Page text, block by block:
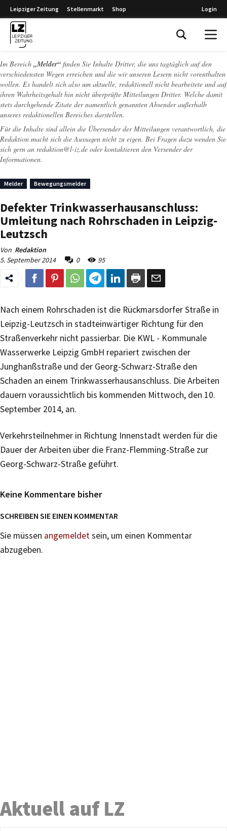
Leipziger Zeitung Stellenmarkt Shop Login
Im Bereich „Melder“ finden Sie Inhalte Dritter, die uns tagtäglich auf den
verschiedensten Wegen erreichen und die wir unseren Lesern nicht vorenthalten
wollen. Es handelt sich also um aktuelle, redaktionell nicht bearbeitete und auf
ihren Wahrheitsgehalt hin nicht überprüfte Mitteilungen Dritter. Welche damit
stets durchgehende Zitate der namentlich genannten Absender außerhalb
unseres redaktionellen Bereiches darstellen.
Für die Inhalte sind allein die Übersender der Mitteilungen verantwortlich, die
Redaktion macht sich die Aussagen nicht zu eigen. Bei Fragen dazu wenden Sie
sich gern an redaktion@l-iz.de oder kontaktieren den Versender der
Informationen.
Melder Bewegungsmelder
Defekter Trinkwasserhausanschluss:
Umleitung nach Rohrschaden in Leipzig-
Leutzsch
Von Redaktion
5. September 2014
0 95
Nach einem Rohrschaden ist die Rückmarsdorfer Straße in
Leipzig-Leutzsch in stadteinwärtiger Richtung für den
Straßenverkehr nicht passierbar. Die KWL - Kommunale
Wasserwerke Leipzig GmbH repariert zwischen der
Junghanßstraße und der Georg-Schwarz-Straße den
Schaden an einem Trinkwasserhausanschluss. Die Arbeiten
dauern voraussichtlich bis kommenden Mittwoch, den 10.
September 2014, an.
Verkehrsteilnehmer in Richtung Innenstadt werden für die
Dauer der Arbeiten über die Franz-Flemming-Straße zur
Georg-Schwarz-Straße geführt.
Keine Kommentare bisher
SCHREIBEN SIE EINEN KOMMENTAR
Sie müssen angemeldetsein, um einen Kommentar
abzugeben.
Aktuell auf LZ